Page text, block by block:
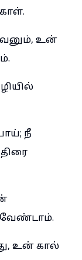
உன்
நீ
உன் கால்